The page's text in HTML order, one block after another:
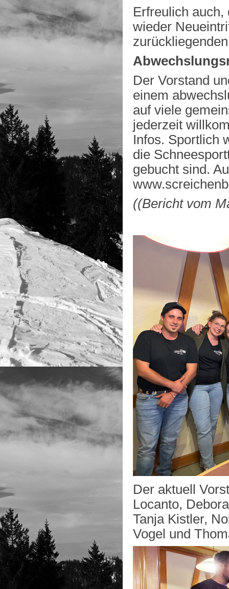
Erfreulich
wieder
Der Vorstand
einem
auf viele
jederzeit
Infos. Sportlich
die
gebucht sind.
((Bericht vom
Der aktuell
Locanto,
Tanja Kistler,
Vogel und